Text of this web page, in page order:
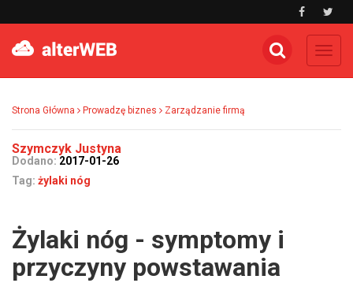
Strona Główna Prowadzę biznes Zarządzanie firmą
Szymczyk Justyna
Dodano: 2017-01-26
Tag: żylaki nóg
Żylaki nóg - symptomy i
przyczyny powstawania